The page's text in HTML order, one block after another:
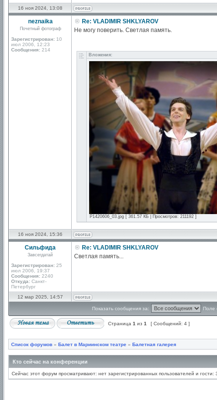
16 ноя 2024, 13:08
neznaika
Почетный фотограф
Зарегистрирован: 10
июл 2006, 12:23
Сообщения: 214
Re: VLADIMIR SHKLYAROV
Не могу поверить. Светлая память.
Вложения:
P1420606_03.jpg [ 361.57 КБ | Просмотров: 211192 ]
16 ноя 2024, 15:36
Сильфида
Завсегдатай
Зарегистрирован: 25
июл 2006, 19:37
Сообщения: 2240
Откуда: Санкт-
Петербург
Re: VLADIMIR SHKLYAROV
Светлая память...
12 мар 2025, 14:57
Показать сообщения за: Поле
Страница 1 из 1 [ Сообщений: 4 ]
Список форумов » Балет в Мариинском театре » Балетная галерея
Кто сейчас на конференции
Сейчас этот форум просматривают: нет зарегистрированных пользователей и гости: